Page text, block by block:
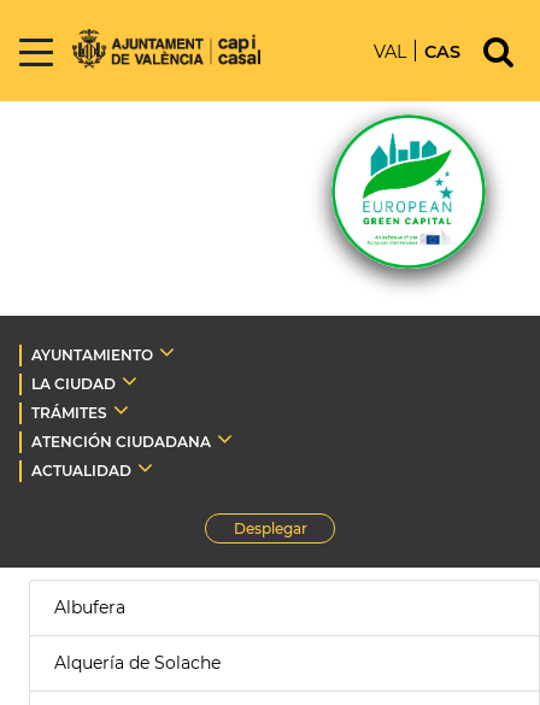
VAL CAS
AYUNTAMIENTO
LA CIUDAD
TRÁMITES
ATENCIÓN CIUDADANA
ACTUALIDAD
Desplegar
Albufera
Alquería de Solache